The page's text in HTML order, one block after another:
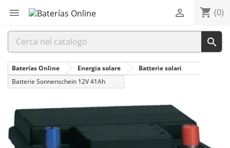
 shopping_cart (0)


Baterías Online Energia solare
Batterie solari
Batterie Sonnenschein 12V 41Ah